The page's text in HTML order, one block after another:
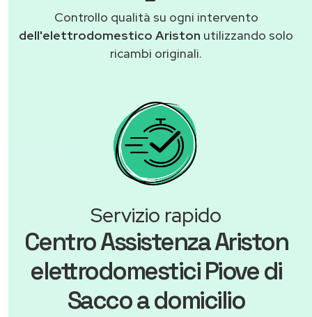
Controllo qualità su ogni intervento
dell'elettrodomestico Ariston utilizzando solo
ricambi originali.
Servizio rapido
Centro Assistenza Ariston
elettrodomestici Piove di
Sacco a domicilio